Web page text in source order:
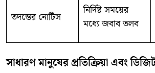
তদন্তের নোটিস
নির্দিষ্ট সময়ের
মধ্যে জবাব তলব
সাধারণ মানুষের প্রতিক্রিয়া এবং